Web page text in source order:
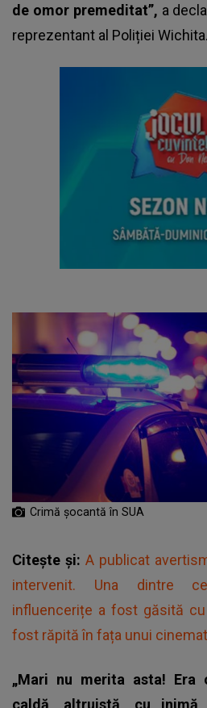
de omor premeditat”, a
reprezentant al Poliției Wichita.
Crimă șocantă în SUA
Citește și: A publicat
intervenit. Una dintre
influencerițe a fost găsită
fost răpită în fața unui
„Mari nu merita asta! Era
caldă, altruistă, cu inimă